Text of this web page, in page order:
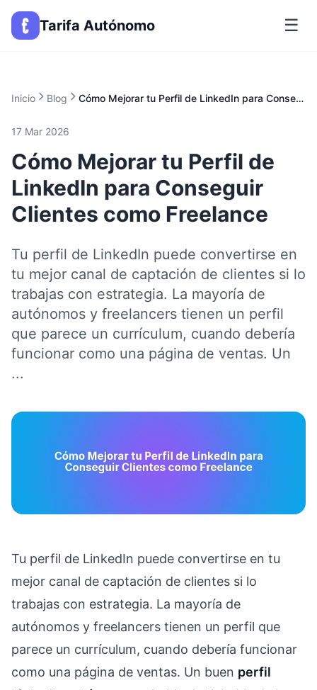
Tarifa Autónomo ☰
Inicio Blog Cómo Mejorar tu Perfil de LinkedIn para Conseguir Clientes como Freelance
17 Mar 2026
Cómo Mejorar tu Perfil de
LinkedIn para Conseguir
Clientes como Freelance
Tu perfil de LinkedIn puede convertirse en
tu mejor canal de captación de clientes si lo
trabajas con estrategia. La mayoría de
autónomos y freelancers tienen un perfil
que parece un currículum, cuando debería
funcionar como una página de ventas. Un
...
Tu perfil de LinkedIn puede convertirse en tu
mejor canal de captación de clientes si lo
trabajas con estrategia. La mayoría de
autónomos y freelancers tienen un perfil que
parece un currículum, cuando debería funcionar
como una página de ventas. Un buen perfil